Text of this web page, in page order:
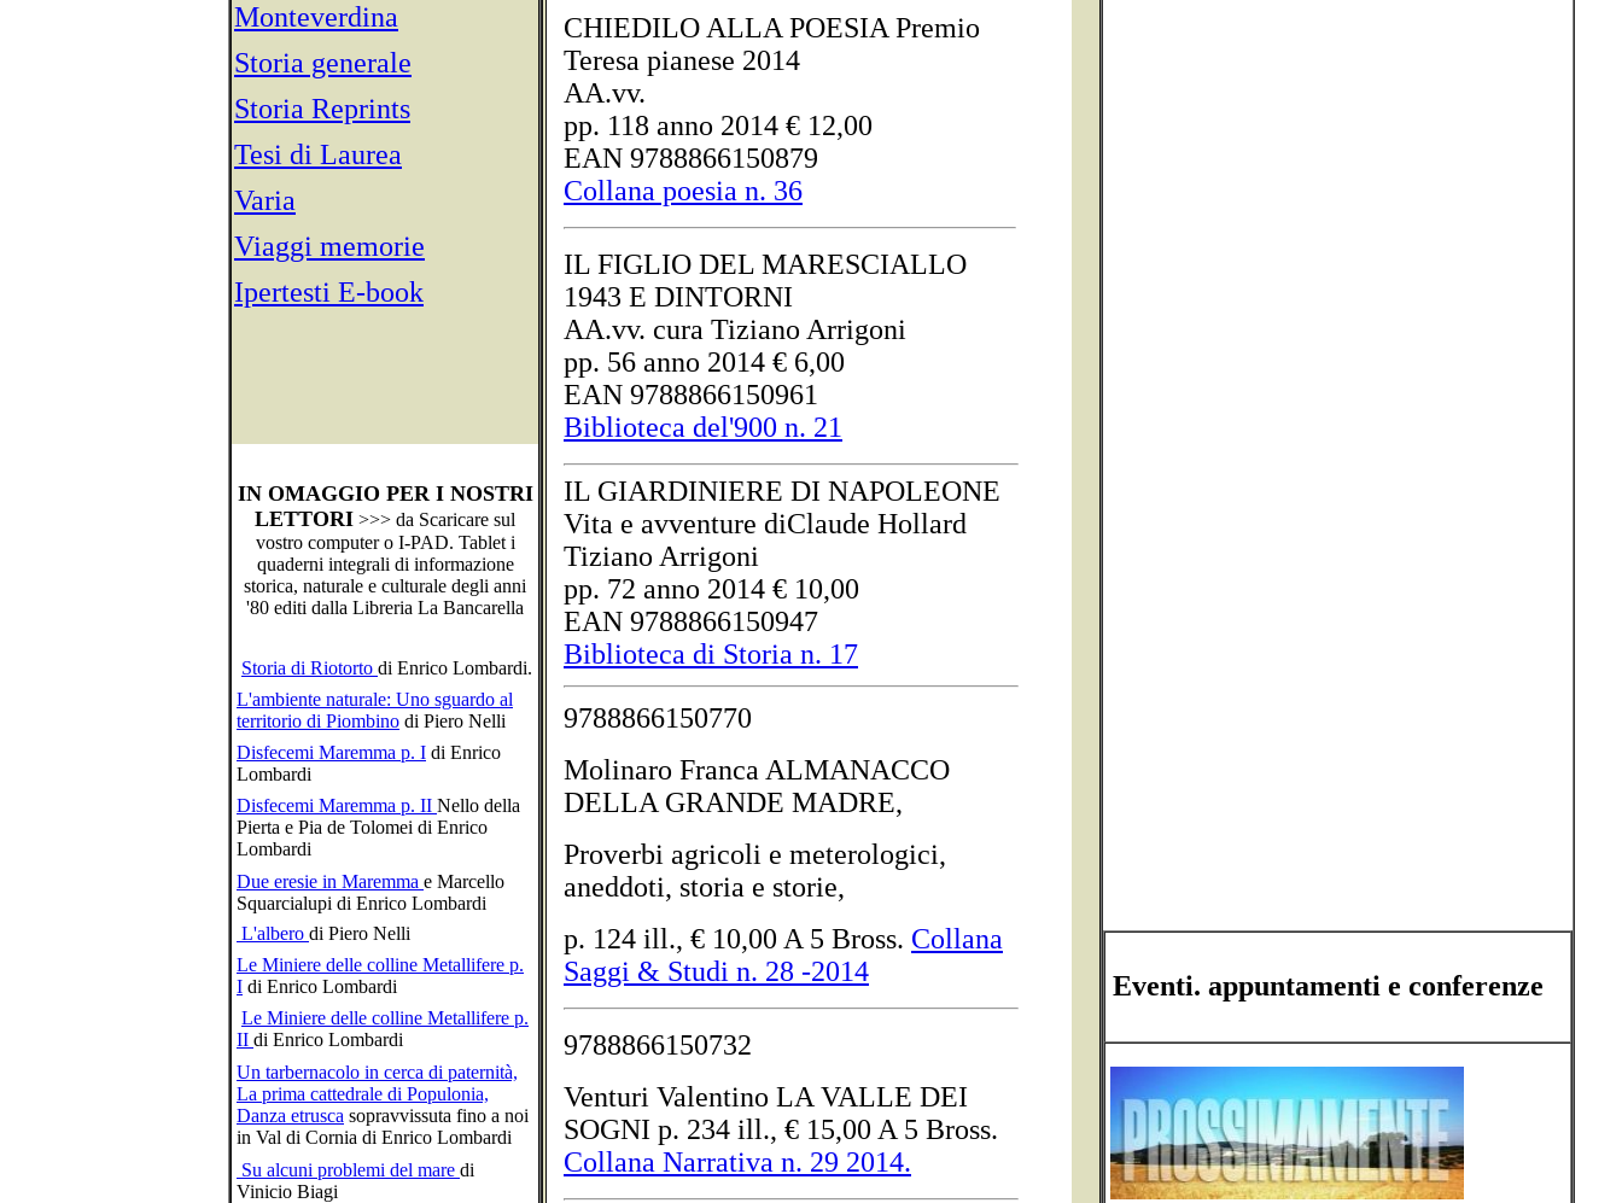
Monteverdina
Storia generale
Storia Reprints
Tesi di Laurea
Varia
Viaggi memorie
Ipertesti E-book
IN OMAGGIO PER I NOSTRI
LETTORI >>> da Scaricare sul
vostro computer o I-PAD. Tablet i
quaderni integrali di informazione
storica, naturale e culturale degli anni
'80 editi dalla Libreria La Bancarella
Storia di Riotorto di Enrico Lombardi.
L'ambiente naturale: Uno sguardo al
territorio di Piombino di Piero Nelli
Disfecemi Maremma p. I di Enrico
Lombardi
Disfecemi Maremma p. II Nello della
Pierta e Pia de Tolomei di Enrico
Lombardi
Due eresie in Maremma e Marcello
Squarcialupi di Enrico Lombardi
L'albero di Piero Nelli
Le Miniere delle colline Metallifere p.
I di Enrico Lombardi
Le Miniere delle colline Metallifere p.
II di Enrico Lombardi
Un tarbernacolo in cerca di paternità,
La prima cattedrale di Populonia,
Danza etrusca sopravvissuta fino a noi
in Val di Cornia di Enrico Lombardi
Su alcuni problemi del mare di
Vinicio Biagi
CHIEDILO ALLA POESIA Premio
Teresa pianese 2014
AA.vv.
pp. 118 anno 2014 € 12,00
EAN 9788866150879
Collana poesia n. 36
IL FIGLIO DEL MARESCIALLO
1943 E DINTORNI
AA.vv. cura Tiziano Arrigoni
pp. 56 anno 2014 € 6,00
EAN 9788866150961
Biblioteca del'900 n. 21
IL GIARDINIERE DI NAPOLEONE
Vita e avventure diClaude Hollard
Tiziano Arrigoni
pp. 72 anno 2014 € 10,00
EAN 9788866150947
Biblioteca di Storia n. 17
9788866150770
Molinaro Franca ALMANACCO
DELLA GRANDE MADRE,
Proverbi agricoli e meterologici,
aneddoti, storia e storie,
p. 124 ill., € 10,00 A 5 Bross. Collana
Saggi & Studi n. 28 -2014
9788866150732
Venturi Valentino LA VALLE DEI
SOGNI p. 234 ill., € 15,00 A 5 Bross.
Collana Narrativa n. 29 2014.
Eventi. appuntamenti e conferenze